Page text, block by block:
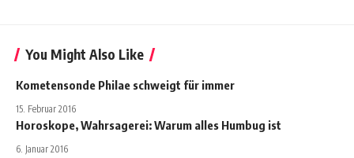
You Might Also Like
Kometensonde Philae schweigt für immer
15. Februar 2016
Horoskope, Wahrsagerei: Warum alles Humbug ist
6. Januar 2016